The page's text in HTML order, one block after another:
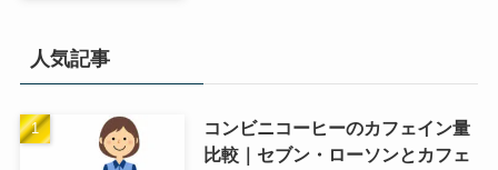
人気記事
コンビニコーヒーのカフェイン量
比較｜セブン・ローソンとカフェ